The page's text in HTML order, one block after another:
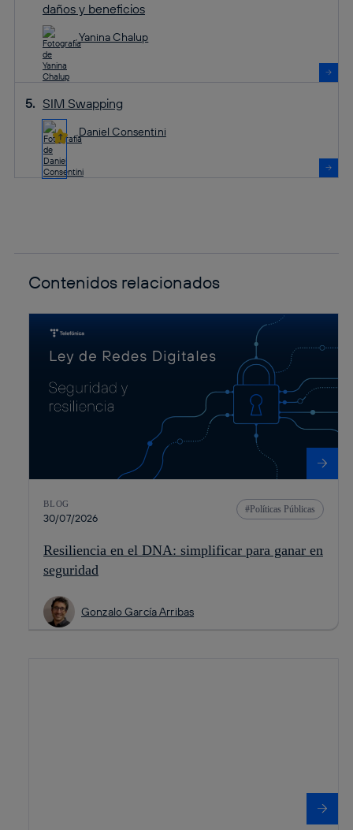
daños y beneficios
Yanina Chalup
SIM Swapping
Daniel Consentini
Contenidos relacionados
BLOG
30/07/2026
Políticas Públicas
Resiliencia en el DNA: simplificar para ganar en
seguridad
Gonzalo García Arribas